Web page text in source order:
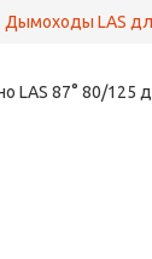
Дымоходы LAS